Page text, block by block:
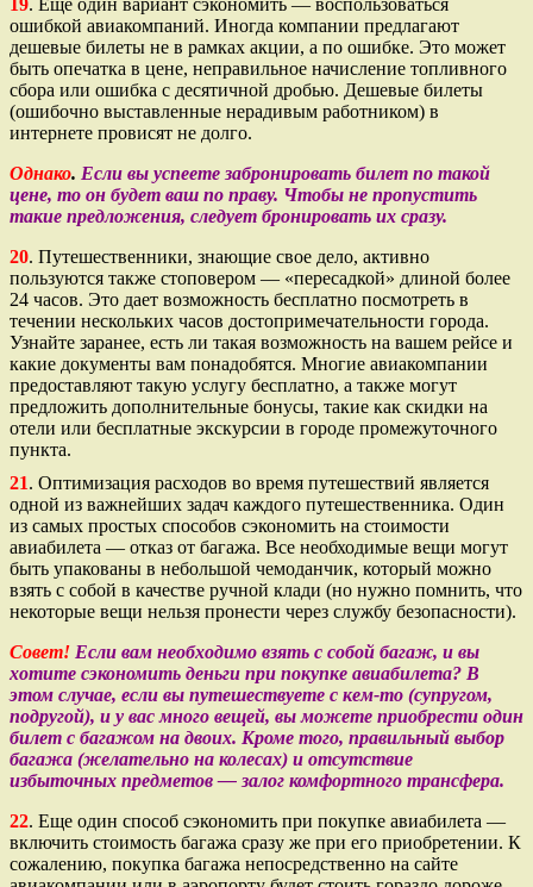
19. Еще один вариант сэкономить — воспользоваться
ошибкой авиакомпаний. Иногда компании предлагают
дешевые билеты не в рамках акции, а по ошибке. Это может
быть опечатка в цене, неправильное начисление топливного
сбора или ошибка с десятичной дробью. Дешевые билеты
(ошибочно выставленные нерадивым работником) в
интернете провисят не долго.
Однако. Если вы успеете забронировать билет по такой
цене, то он будет ваш по праву. Чтобы не пропустить
такие предложения, следует бронировать их сразу.
20. Путешественники, знающие свое дело, активно
пользуются также стоповером — «пересадкой» длиной более
24 часов. Это дает возможность бесплатно посмотреть в
течении нескольких часов достопримечательности города.
Узнайте заранее, есть ли такая возможность на вашем рейсе и
какие документы вам понадобятся. Многие авиакомпании
предоставляют такую услугу бесплатно, а также могут
предложить дополнительные бонусы, такие как скидки на
отели или бесплатные экскурсии в городе промежуточного
пункта.
21. Оптимизация расходов во время путешествий является
одной из важнейших задач каждого путешественника. Один
из самых простых способов сэкономить на стоимости
авиабилета — отказ от багажа. Все необходимые вещи могут
быть упакованы в небольшой чемоданчик, который можно
взять с собой в качестве ручной клади (но нужно помнить, что
некоторые вещи нельзя пронести через службу безопасности).
Совет! Если вам необходимо взять с собой багаж, и вы
хотите сэкономить деньги при покупке авиабилета? В
этом случае, если вы путешествуете с кем-то (супругом,
подругой), и у вас много вещей, вы можете приобрести один
билет с багажом на двоих. Кроме того, правильный выбор
багажа (желательно на колесах) и отсутствие
избыточных предметов — залог комфортного трансфера.
22. Еще один способ сэкономить при покупке авиабилета —
включить стоимость багажа сразу же при его приобретении. К
сожалению, покупка багажа непосредственно на сайте